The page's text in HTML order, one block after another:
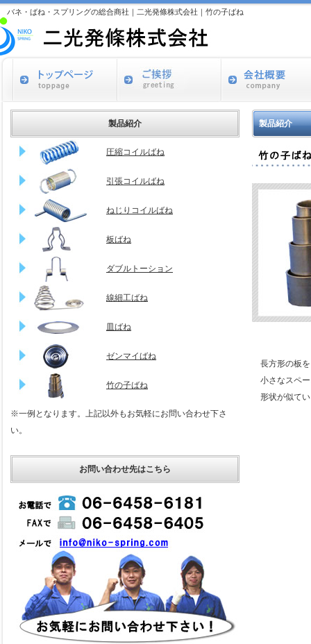
バネ・ばね・スプリングの総合商社｜二光発條株式会社｜竹の子ばね
製品紹介
長方形の板を
小さなスペー
形状が似てい
製品紹介
圧縮コイルばね
引張コイルばね
ねじりコイルばね
板ばね
ダブルトーション
線細工ばね
皿ばね
ゼンマイばね
竹の子ばね
※一例となります。上記以外もお気軽にお問い合わせ下さ
い。
お問い合わせ先はこちら